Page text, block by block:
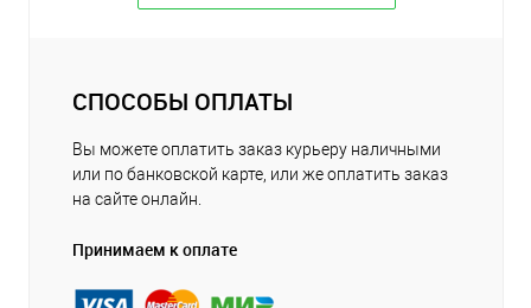
СПОСОБЫ ОПЛАТЫ
Вы можете оплатить заказ курьеру наличными
или по банковской карте, или же оплатить заказ
на сайте онлайн.
Принимаем к оплате